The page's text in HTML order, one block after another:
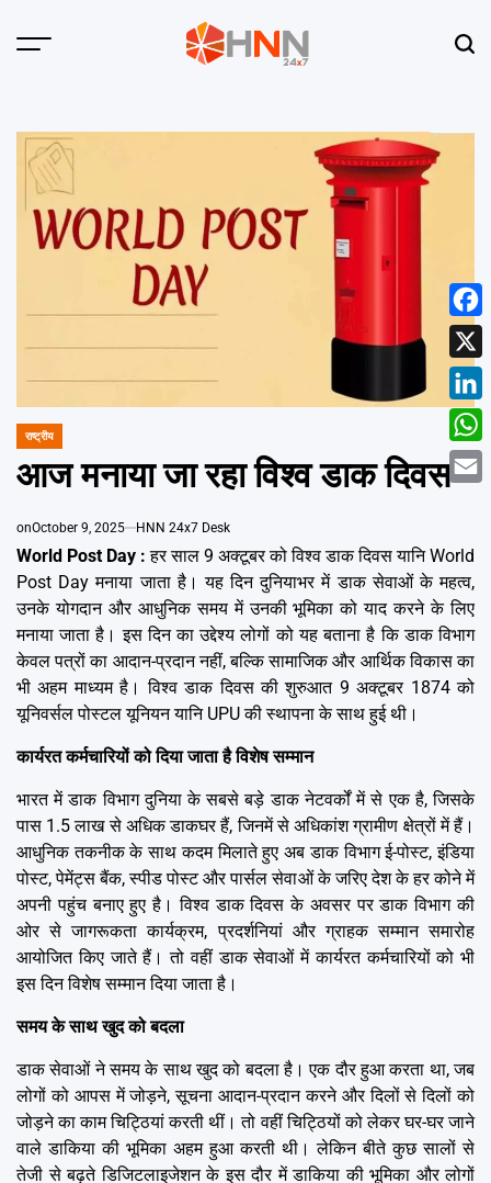
Menu
POSTED
राष्ट्रीय
आज मनाया जा रहा विश्व डाक दिवस
onOctober 9, 2025 HNN 24x7 Desk
World Post Day : हर साल 9 अक्टूबर को विश्व डाक दिवस यानि World
Post Day मनाया जाता है। यह दिन दुनियाभर में डाक सेवाओं के महत्व,
उनके योगदान और आधुनिक समय में उनकी भूमिका को याद करने के लिए
मनाया जाता है। इस दिन का उद्देश्य लोगों को यह बताना है कि डाक विभाग
केवल पत्रों का आदान-प्रदान नहीं, बल्कि सामाजिक और आर्थिक विकास का
भी अहम माध्यम है। विश्व डाक दिवस की शुरुआत 9 अक्टूबर 1874 को
यूनिवर्सल पोस्टल यूनियन यानि UPU की स्थापना के साथ हुई थी।
कार्यरत कर्मचारियों को दिया जाता है विशेष सम्मान
भारत में डाक विभाग दुनिया के सबसे बड़े डाक नेटवर्कों में से एक है, जिसके
पास 1.5 लाख से अधिक डाकघर हैं, जिनमें से अधिकांश ग्रामीण क्षेत्रों में हैं।
आधुनिक तकनीक के साथ कदम मिलाते हुए अब डाक विभाग ई-पोस्ट, इंडिया
पोस्ट, पेमेंट्स बैंक, स्पीड पोस्ट और पार्सल सेवाओं के जरिए देश के हर कोने में
अपनी पहुंच बनाए हुए है। विश्व डाक दिवस के अवसर पर डाक विभाग की
ओर से जागरूकता कार्यक्रम, प्रदर्शनियां और ग्राहक सम्मान समारोह
आयोजित किए जाते हैं। तो वहीं डाक सेवाओं में कार्यरत कर्मचारियों को भी
इस दिन विशेष सम्मान दिया जाता है।
समय के साथ खुद को बदला
डाक सेवाओं ने समय के साथ खुद को बदला है। एक दौर हुआ करता था, जब
लोगों को आपस में जोड़ने, सूचना आदान-प्रदान करने और दिलों से दिलों को
जोड़ने का काम चिट्ठियां करती थीं। तो वहीं चिट्ठियों को लेकर घर-घर जाने
वाले डाकिया की भूमिका अहम हुआ करती थी। लेकिन बीते कुछ सालों से
तेजी से बढ़ते डिजिटलाइजेशन के इस दौर में डाकिया की भूमिका और लोगों
X